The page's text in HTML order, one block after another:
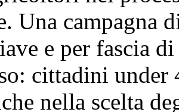
Una campagna
e per fascia
cittadini under
nella scelta